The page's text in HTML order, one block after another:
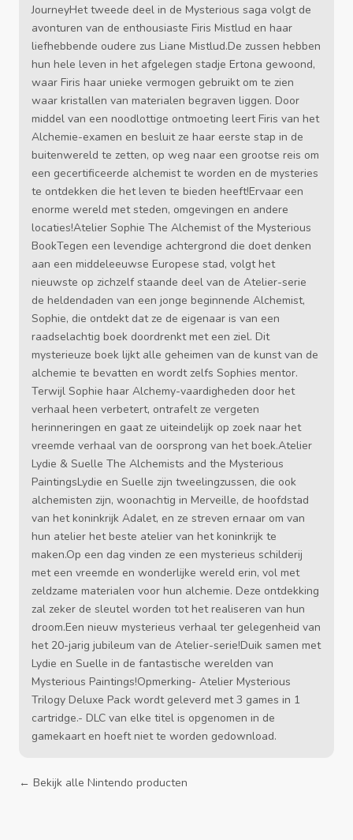
JourneyHet tweede deel in de Mysterious saga volgt de
avonturen van de enthousiaste Firis Mistlud en haar
liefhebbende oudere zus Liane Mistlud.De zussen hebben
hun hele leven in het afgelegen stadje Ertona gewoond,
waar Firis haar unieke vermogen gebruikt om te zien
waar kristallen van materialen begraven liggen. Door
middel van een noodlottige ontmoeting leert Firis van het
Alchemie-examen en besluit ze haar eerste stap in de
buitenwereld te zetten, op weg naar een grootse reis om
een gecertificeerde alchemist te worden en de mysteries
te ontdekken die het leven te bieden heeft!Ervaar een
enorme wereld met steden, omgevingen en andere
locaties!Atelier Sophie The Alchemist of the Mysterious
BookTegen een levendige achtergrond die doet denken
aan een middeleeuwse Europese stad, volgt het
nieuwste op zichzelf staande deel van de Atelier-serie
de heldendaden van een jonge beginnende Alchemist,
Sophie, die ontdekt dat ze de eigenaar is van een
raadselachtig boek doordrenkt met een ziel. Dit
mysterieuze boek lijkt alle geheimen van de kunst van de
alchemie te bevatten en wordt zelfs Sophies mentor.
Terwijl Sophie haar Alchemy-vaardigheden door het
verhaal heen verbetert, ontrafelt ze vergeten
herinneringen en gaat ze uiteindelijk op zoek naar het
vreemde verhaal van de oorsprong van het boek.Atelier
Lydie & Suelle The Alchemists and the Mysterious
PaintingsLydie en Suelle zijn tweelingzussen, die ook
alchemisten zijn, woonachtig in Merveille, de hoofdstad
van het koninkrijk Adalet, en ze streven ernaar om van
hun atelier het beste atelier van het koninkrijk te
maken.Op een dag vinden ze een mysterieus schilderij
met een vreemde en wonderlijke wereld erin, vol met
zeldzame materialen voor hun alchemie. Deze ontdekking
zal zeker de sleutel worden tot het realiseren van hun
droom.Een nieuw mysterieus verhaal ter gelegenheid van
het 20-jarig jubileum van de Atelier-serie!Duik samen met
Lydie en Suelle in de fantastische werelden van
Mysterious Paintings!Opmerking- Atelier Mysterious
Trilogy Deluxe Pack wordt geleverd met 3 games in 1
cartridge.- DLC van elke titel is opgenomen in de
gamekaart en hoeft niet te worden gedownload.
← Bekijk alle Nintendo producten